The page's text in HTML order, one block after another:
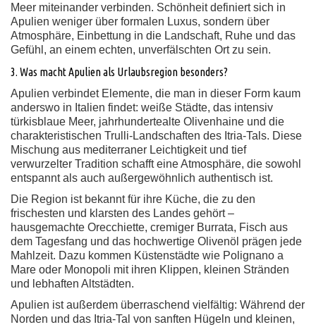
Meer miteinander verbinden. Schönheit definiert sich in
Apulien weniger über formalen Luxus, sondern über
Atmosphäre, Einbettung in die Landschaft, Ruhe und das
Gefühl, an einem echten, unverfälschten Ort zu sein.
3. Was macht Apulien als Urlaubsregion besonders?
Apulien verbindet Elemente, die man in dieser Form kaum
anderswo in Italien findet: weiße Städte, das intensiv
türkisblaue Meer, jahrhundertealte Olivenhaine und die
charakteristischen Trulli-Landschaften des Itria-Tals. Diese
Mischung aus mediterraner Leichtigkeit und tief
verwurzelter Tradition schafft eine Atmosphäre, die sowohl
entspannt als auch außergewöhnlich authentisch ist.
Die Region ist bekannt für ihre Küche, die zu den
frischesten und klarsten des Landes gehört –
hausgemachte Orecchiette, cremiger Burrata, Fisch aus
dem Tagesfang und das hochwertige Olivenöl prägen jede
Mahlzeit. Dazu kommen Küstenstädte wie Polignano a
Mare oder Monopoli mit ihren Klippen, kleinen Stränden
und lebhaften Altstädten.
Apulien ist außerdem überraschend vielfältig: Während der
Norden und das Itria-Tal von sanften Hügeln und kleinen,